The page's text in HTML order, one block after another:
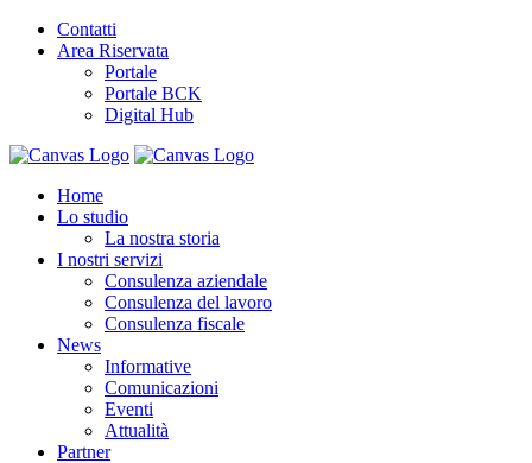
Contatti
Area Riservata
Portale
Portale BCK
Digital Hub
Home
Lo studio
La nostra storia
I nostri servizi
Consulenza aziendale
Consulenza del lavoro
Consulenza fiscale
News
Informative
Comunicazioni
Eventi
Attualità
Partner